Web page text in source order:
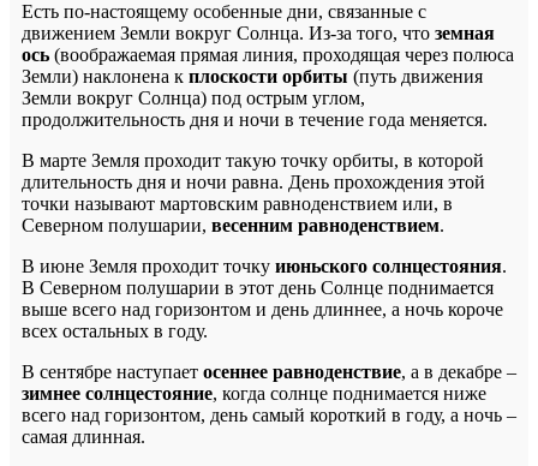
Есть по-настоящему особенные дни, связанные с
движением Земли вокруг Солнца. Из-за того, что земная
ось (воображаемая прямая линия, проходящая через полюса
Земли) наклонена к плоскости орбиты (путь движения
Земли вокруг Солнца) под острым углом,
продолжительность дня и ночи в течение года меняется.
В марте Земля проходит такую точку орбиты, в которой
длительность дня и ночи равна. День прохождения этой
точки называют мартовским равноденствием или, в
Северном полушарии, весенним равноденствием.
В июне Земля проходит точку июньского солнцестояния.
В Северном полушарии в этот день Солнце поднимается
выше всего над горизонтом и день длиннее, а ночь короче
всех остальных в году.
В сентябре наступает осеннее равноденствие, а в декабре –
зимнее солнцестояние, когда солнце поднимается ниже
всего над горизонтом, день самый короткий в году, а ночь –
самая длинная.